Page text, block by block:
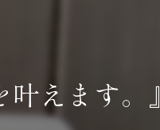
えます。』